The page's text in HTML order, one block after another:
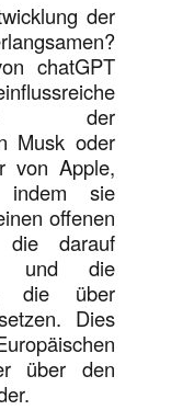
der
chatGPT
der
Musk oder
von Apple,
indem sie
offenen
die darauf
und die
die über
Dies
über den